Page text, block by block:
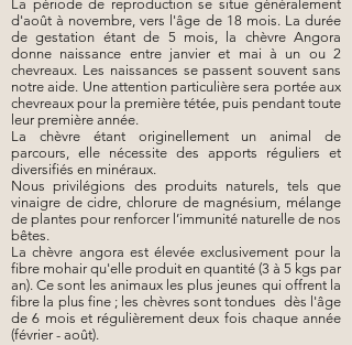
La période de reproduction se situe généralement
d'août à novembre, vers l'âge de 18 mois. La durée
de gestation étant de 5 mois, la chèvre Angora
donne naissance entre janvier et mai à un ou 2
chevreaux. Les naissances se passent souvent sans
notre aide. Une attention particulière sera portée aux
chevreaux pour la première tétée, puis pendant toute
leur première année.
La chèvre étant originellement un animal de
parcours, elle nécessite des apports réguliers et
diversifiés en minéraux.
Nous privilégions des produits naturels, tels que
vinaigre de cidre, chlorure de magnésium, mélange
de plantes pour renforcer l’immunité naturelle de nos
bêtes.
La chèvre angora est élevée exclusivement pour la
fibre mohair qu'elle produit en quantité (3 à 5 kgs par
an). Ce sont les animaux les plus jeunes qui offrent la
fibre la plus fine ; les chèvres sont tondues dès l'âge
de 6 mois et régulièrement deux fois chaque année
(février - août).